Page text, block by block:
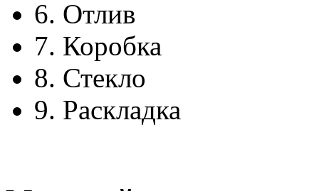
6. Отлив
7. Коробка
8. Стекло
9. Раскладка